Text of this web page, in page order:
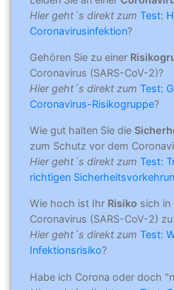
Hier geht´s direkt zum Test:
Coronavirusinfektion?
Gehören Sie zu einer
Coronavirus (SARS-CoV-2)?
Hier geht´s direkt zum Test:
Coronavirus-Risikogruppe?
Wie gut halten Sie die
zum Schutz vor dem
Hier geht´s direkt zum Test:
richtigen
Wie hoch ist Ihr Risiko sich in
Coronavirus (SARS-CoV-2)
Hier geht´s direkt zum Test:
Infektionsrisiko?
Habe ich Corona oder doch